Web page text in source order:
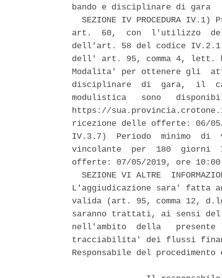
bando e disciplinare di gara
SEZIONE IV PROCEDURA IV.1)
art.  60,  con  l'utilizzo
dell'art. 58 del codice IV.2.1)
dell' art. 95, comma 4,
Modalita' per ottenere gli
disciplinare  di  gara,  il
modulistica   sono
https://
ricezione delle offerte: 06/
IV.3.7)  Periodo  minimo
vincolante  per  180  giorni
offerte: 07/05/2019, ore
SEZIONE VI ALTRE
L'aggiudicazione sara' fatta
valida (art. 95, comma 12,
saranno trattati, ai sensi del
nell'ambito  della
tracciabilita' dei flussi
Responsabile del